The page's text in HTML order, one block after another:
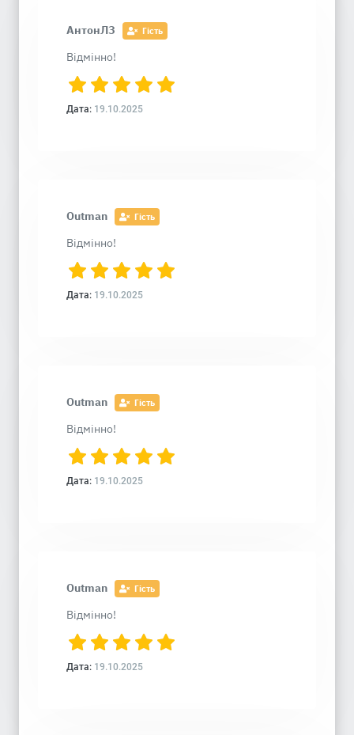
АнтонЛЗ Гість
Відмінно!
Дата: 19.10.2025
Outman Гість
Відмінно!
Дата: 19.10.2025
Outman Гість
Відмінно!
Дата: 19.10.2025
Outman Гість
Відмінно!
Дата: 19.10.2025